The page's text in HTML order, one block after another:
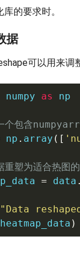
的要求时。
据
可以用来调
numpy as np
个包含
np . array ( [
塑为适合热图
= data .
"Data
heatmap_data )